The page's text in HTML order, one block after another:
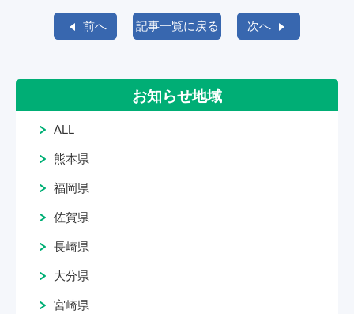
前へ 記事一覧に戻る 次へ
お知らせ地域
ALL
熊本県
福岡県
佐賀県
長崎県
大分県
宮崎県